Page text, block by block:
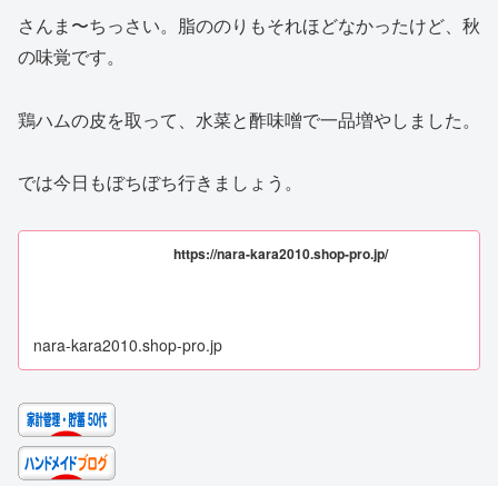
さんま〜ちっさい。脂ののりもそれほどなかったけど、秋
の味覚です。
鶏ハムの皮を取って、水菜と酢味噌で一品増やしました。
では今日もぼちぼち行きましょう。
https://nara-kara2010.shop-pro.jp/
nara-kara2010.shop-pro.jp